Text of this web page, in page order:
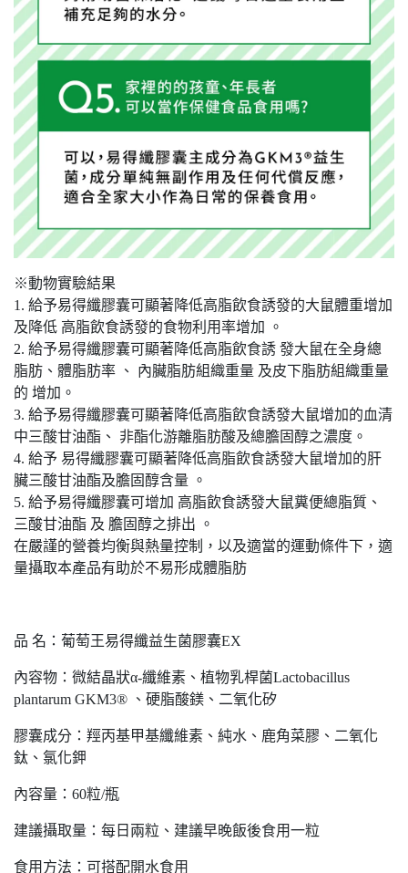
※動物實驗結果
1. 給予易得纖膠囊可顯著降低高脂飲食誘發的大鼠體重增加
及降低 高脂飲食誘發的食物利用率增加 。
2. 給予易得纖膠囊可顯著降低高脂飲食誘 發大鼠在全身總
脂肪、體脂肪率 、 內臟脂肪組織重量 及皮下脂肪組織重量
的 增加。
3. 給予易得纖膠囊可顯著降低高脂飲食誘發大鼠增加的血清
中三酸甘油酯、 非酯化游離脂肪酸及總膽固醇之濃度。
4. 給予 易得纖膠囊可顯著降低高脂飲食誘發大鼠增加的肝
臟三酸甘油酯及膽固醇含量 。
5. 給予易得纖膠囊可增加 高脂飲食誘發大鼠糞便總脂質、
三酸甘油酯 及 膽固醇之排出 。
在嚴謹的營養均衡與熱量控制，以及適當的運動條件下，適
量攝取本產品有助於不易形成體脂肪
品 名：葡萄王易得纖益生菌膠囊EX
內容物：微結晶狀α-纖維素、植物乳桿菌Lactobacillus
plantarum GKM3® 、硬脂酸鎂、二氧化矽
膠囊成分：羥丙基甲基纖維素、純水、鹿角菜膠、二氧化
鈦、氯化鉀
內容量：60粒/瓶
建議攝取量：每日兩粒、建議早晚飯後食用一粒
食用方法：可搭配開水食用